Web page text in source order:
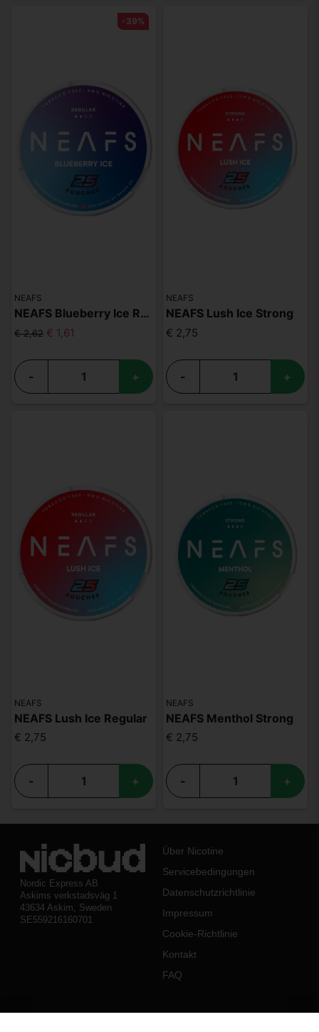
NEAFS
NEAFS Blueberry Ice Regular
€ 2,62 € 1,61
- +
-39%
NEAFS
NEAFS Lush Ice Strong
€ 2,75
- +
NEAFS
NEAFS Lush Ice Regular
€ 2,75
- +
NEAFS
NEAFS Menthol Strong
€ 2,75
- +
Nordic Express AB
Askims verkstadsväg 1
43634 Askim, Sweden
SE559216160701
Über Nicotine
Servicebedingungen
Datenschutzrichtlinie
Impressum
Cookie-Richtlinie
Kontakt
FAQ